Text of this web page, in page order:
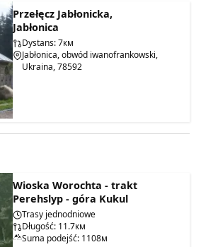
Przełęcz Jabłonicka,
Jabłonica
Dystans: 7км
Jabłonica, obwód iwanofrankowski,
Ukraina, 78592
Wioska Worochta - trakt
Perehslyp - góra Kukul
Trasy jednodniowe
Długość: 11.7км
Suma podejść: 1108м